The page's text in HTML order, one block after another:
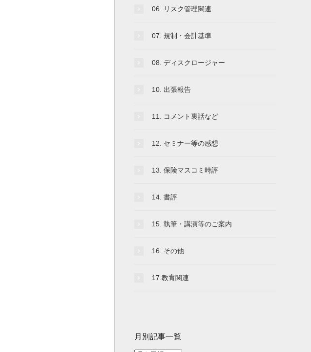
06. リスク管理関連
07. 規制・会計基準
08. ディスクロージャー
10. 出張報告
11. コメント裏話など
12. セミナー等の感想
13. 保険マスコミ時評
14. 書評
15. 執筆・講演等のご案内
16. その他
17.教育関連
月別記事一覧